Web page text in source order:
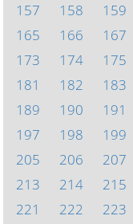
157
158 159
165
166 167
173
174 175
181
182 183
189
190 191
197
198 199
205
206 207
213
214 215
221
222 223